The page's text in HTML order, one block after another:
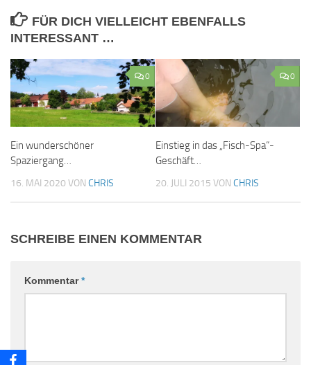
FÜR DICH VIELLEICHT EBENFALLS
INTERESSANT …
0
Ein wunderschöner
Spaziergang…
16. MAI 2020 VON CHRIS
0
Einstieg in das „Fisch-Spa“-
Geschäft…
20. JULI 2015 VON CHRIS
SCHREIBE EINEN KOMMENTAR
Kommentar*